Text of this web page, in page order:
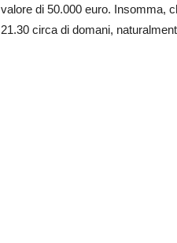
valore di 50.000 euro. Insomma,
21.30 circa di domani,